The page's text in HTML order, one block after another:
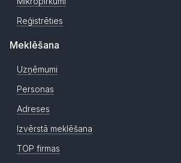
Reģistrēties
Meklēšana
Uzņēmumi
Personas
Adreses
Izvērstā meklēšana
TOP firmas